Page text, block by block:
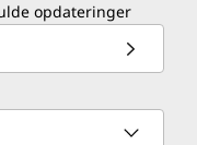
opdateringer